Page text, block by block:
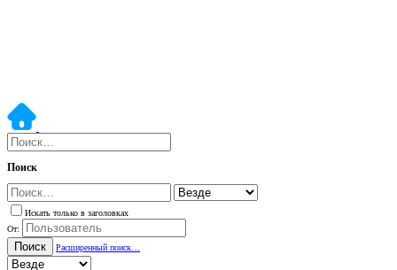
Поиск
Искать только в заголовках
От:
Поиск Расширенный поиск…